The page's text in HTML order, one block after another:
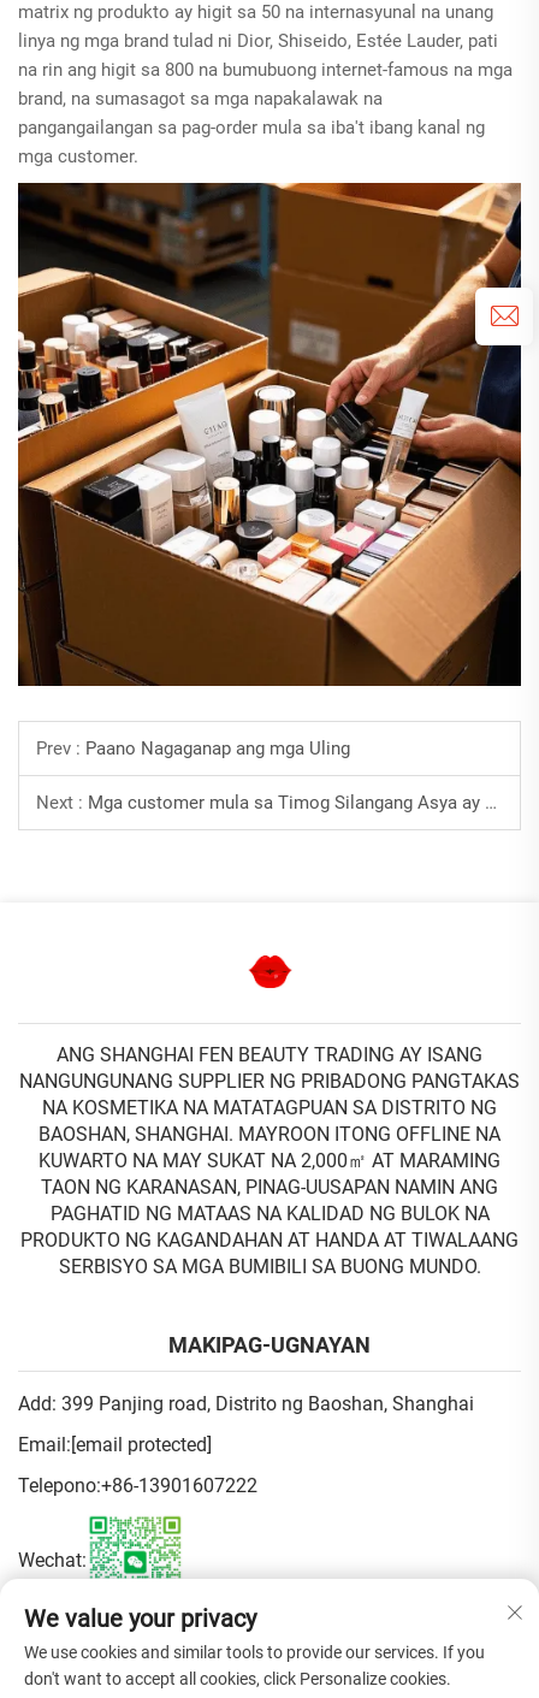
matrix ng produkto ay higit sa 50 na internasyunal na unang
linya ng mga brand tulad ni Dior, Shiseido, Estée Lauder, pati
na rin ang higit sa 800 na bumubuong internet-famous na mga
brand, na sumasagot sa mga napakalawak na
pangangailangan sa pag-order mula sa iba't ibang kanal ng
mga customer.
Prev : Paano Nagaganap ang mga Uling
Next : Mga customer mula sa Timog Silangang Asya ay bumibili ng malaking bilang ng mga produkto ng pag-aalaga ng balat ng mga kilalang brand
ANG SHANGHAI FEN BEAUTY TRADING AY ISANG
NANGUNGUNANG SUPPLIER NG PRIBADONG PANGTAKAS
NA KOSMETIKA NA MATATAGPUAN SA DISTRITO NG
BAOSHAN, SHANGHAI. MAYROON ITONG OFFLINE NA
KUWARTO NA MAY SUKAT NA 2,000㎡ AT MARAMING
TAON NG KARANASAN, PINAG-UUSAPAN NAMIN ANG
PAGHATID NG MATAAS NA KALIDAD NG BULOK NA
PRODUKTO NG KAGANDAHAN AT HANDA AT TIWALAANG
SERBISYO SA MGA BUMIBILI SA BUONG MUNDO.
MAKIPAG-UGNAYAN
Add: 399 Panjing road, Distrito ng Baoshan, Shanghai
Email: [email protected]
Telepono:+86-13901607222
Wechat:
Patakaran sa Pagkapribado
We value your privacy
We use cookies and similar tools to provide our services. If you
don't want to accept all cookies, click Personalize cookies.